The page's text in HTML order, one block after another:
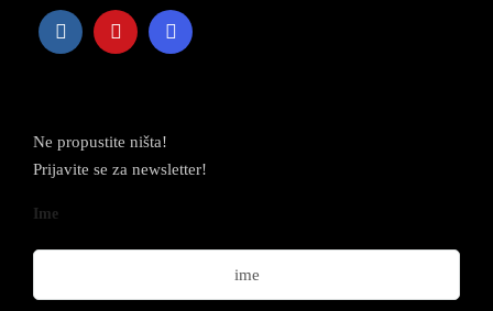
Ne propustite ništa!
Prijavite se za newsletter!
Ime